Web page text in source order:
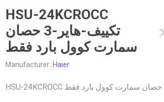
Desktop
Gaming Monitors
Business
Rack servers
UPS
HSU-24KCROCC
تكييف-هاير-3 حصان
سمارت كوول بارد فقط
Manufacturer: Haier